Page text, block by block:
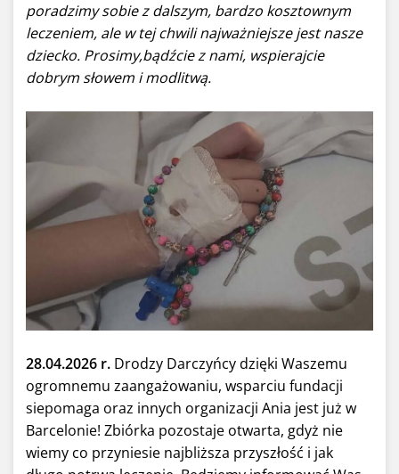
poradzimy sobie z dalszym, bardzo kosztownym
leczeniem, ale w tej chwili najważniejsze jest nasze
dziecko. Prosimy,bądźcie z nami, wspierajcie
dobrym słowem i modlitwą.
28.04.2026 r. Drodzy Darczyńcy dzięki Waszemu
ogromnemu zaangażowaniu, wsparciu fundacji
siepomaga oraz innych organizacji Ania jest już w
Barcelonie! Zbiórka pozostaje otwarta, gdyż nie
wiemy co przyniesie najbliższa przyszłość i jak